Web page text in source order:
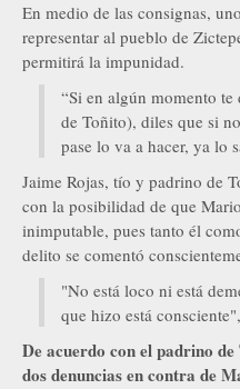
En medio de las consignas,
representar al pueblo de
permitirá la impunidad.
“Si en algún momento
de Toñito), diles que si
pase lo va a hacer, ya lo
Jaime Rojas, tío y padrino de
con la posibilidad de que
inimputable, pues tanto él
delito se comentó
"No está loco ni está
que hizo está
De acuerdo con el padrino
dos denuncias en contra de